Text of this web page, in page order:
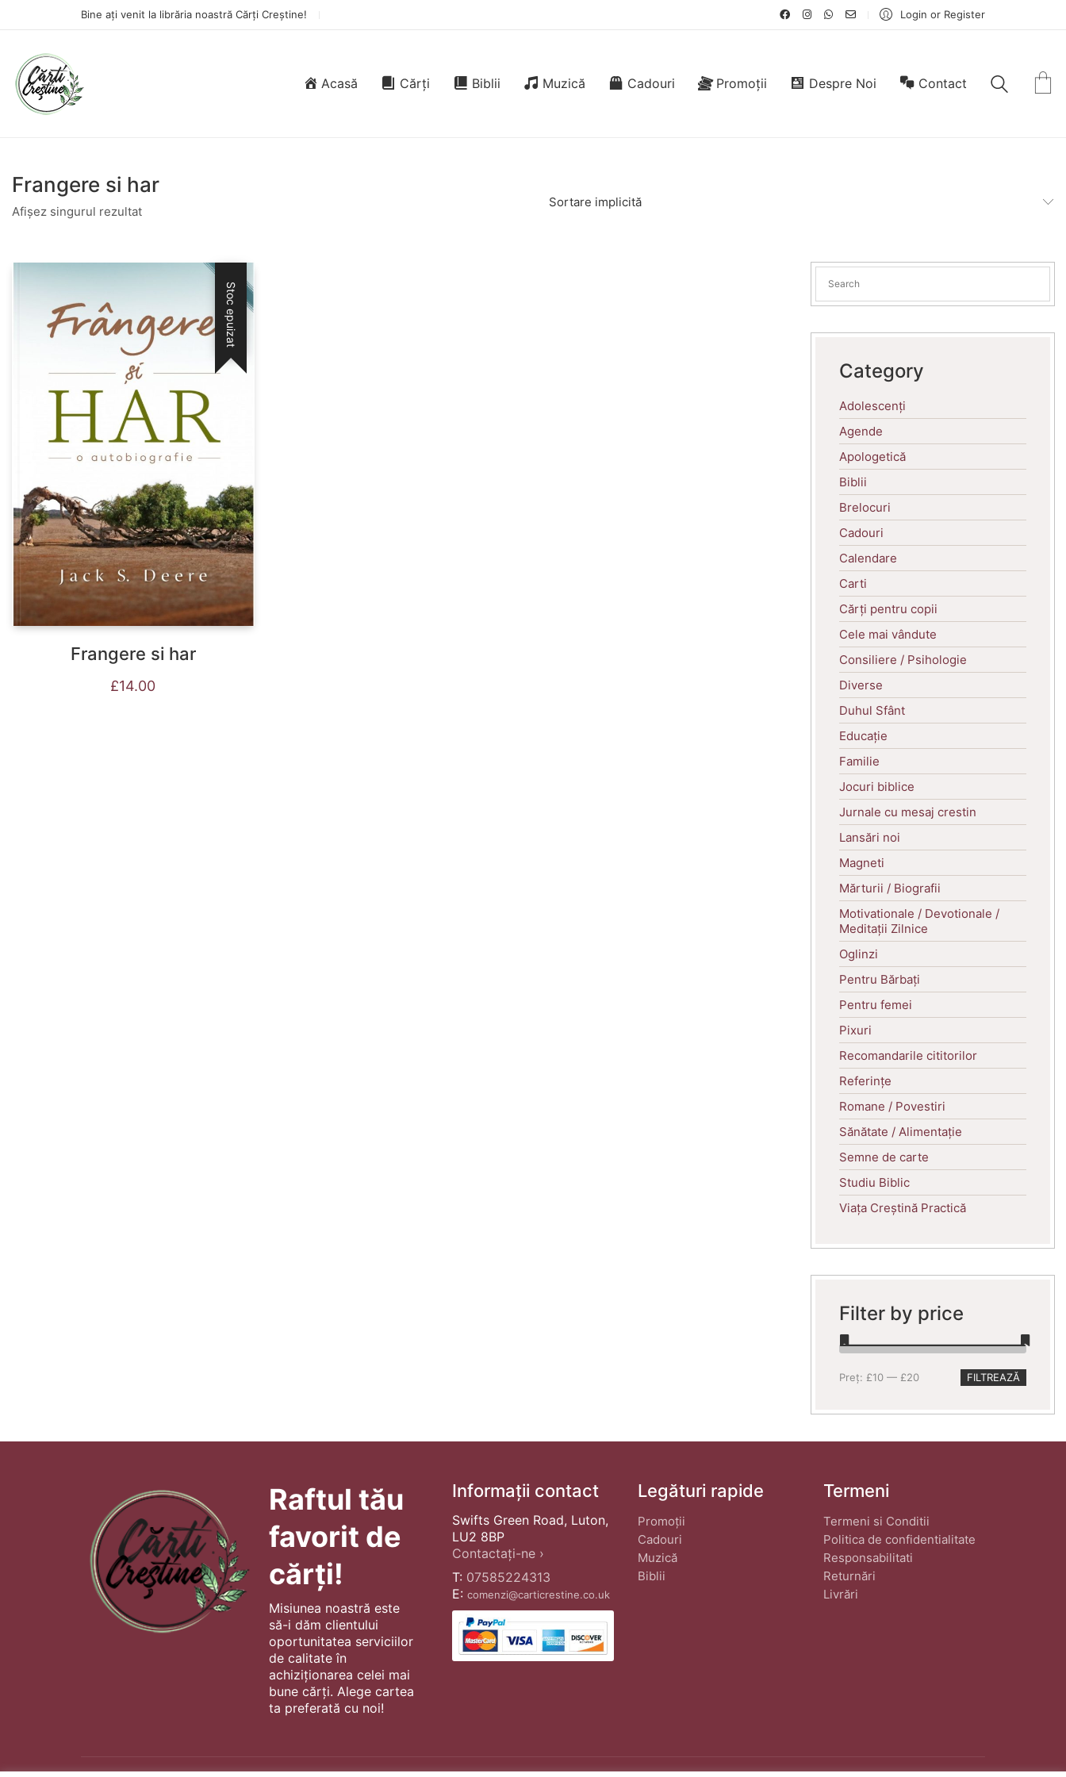
Bine ați venit la librăria noastră Cărți Creștine! Login or Register
Acasă Cărți Biblii Muzică Cadouri Promoții Despre Noi Contact
Frangere si har
Afișez singurul rezultat
Sortare implicită
Stoc epuizat
Frangere si har
£14.00
Category
Adolescenți
Agende
Apologetică
Biblii
Brelocuri
Cadouri
Calendare
Carti
Cărți pentru copii
Cele mai vândute
Consiliere / Psihologie
Diverse
Duhul Sfânt
Educație
Familie
Jocuri biblice
Jurnale cu mesaj crestin
Lansări noi
Magneti
Mărturii / Biografii
Motivationale / Devotionale /
Meditații Zilnice
Oglinzi
Pentru Bărbați
Pentru femei
Pixuri
Recomandarile cititorilor
Referințe
Romane / Povestiri
Sănătate / Alimentație
Semne de carte
Studiu Biblic
Viața Creștină Practică
Filter by price
Preț
Preț
FILTREAZĂ
Preț: £10 — £20
Raftul tău
favorit de
cărți!
Misiunea noastră este
să-i dăm clientului
oportunitatea serviciilor
de calitate în
achiziționarea celei mai
bune cărți. Alege cartea
ta preferată cu noi!
Informații contact
Swifts Green Road, Luton,
LU2 8BP
Contactați-ne ›
T: 07585224313
E: comenzi@carticrestine.co.uk
Legături rapide
Promoții
Cadouri
Muzică
Biblii
Termeni
Termeni si Conditii
Politica de confidentialitate
Responsabilitati
Returnări
Livrări